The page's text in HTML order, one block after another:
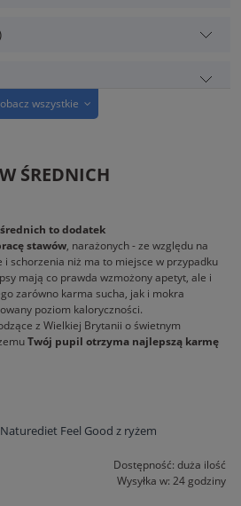
(wybierz)
wszystkie
ŚREDNICH
to dodatek
stawów, narażonych - ze względu na
i schorzenia niż ma to miejsce w przypadku
mają co prawda wzmożony apetyt, ale i
zarówno karma sucha, jak i mokra
poziom kaloryczności.
z Wielkiej Brytanii o świetnym
Twój pupil otrzyma najlepszą karmę
Feel Good z ryżem
Dostępność: duża ilość
Wysyłka w: 24 godziny